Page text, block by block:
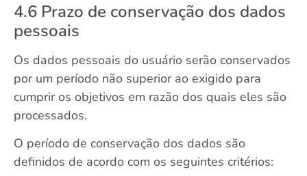
4.6 Prazo de conservação dos dados
pessoais
Os dados pessoais do usuário serão conservados
por um período não superior ao exigido para
cumprir os objetivos em razão dos quais eles são
processados.
O período de conservação dos dados são
definidos de acordo com os seguintes critérios: